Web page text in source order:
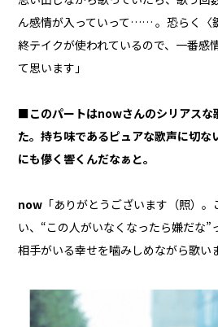
ん感情が入っていって…… 。恐らく〈
終テイクが使われているので、一番感
て思います」
■このパートはnowさんのシリアスな
た。持ち味であるピュアな歌声に切な
にも儚く響くんだなぁと。
now 「ありがとうございます（照）
い、“この人がいなくなったら嫌だな”
相手がいる幸せを噛みしめながら歌い